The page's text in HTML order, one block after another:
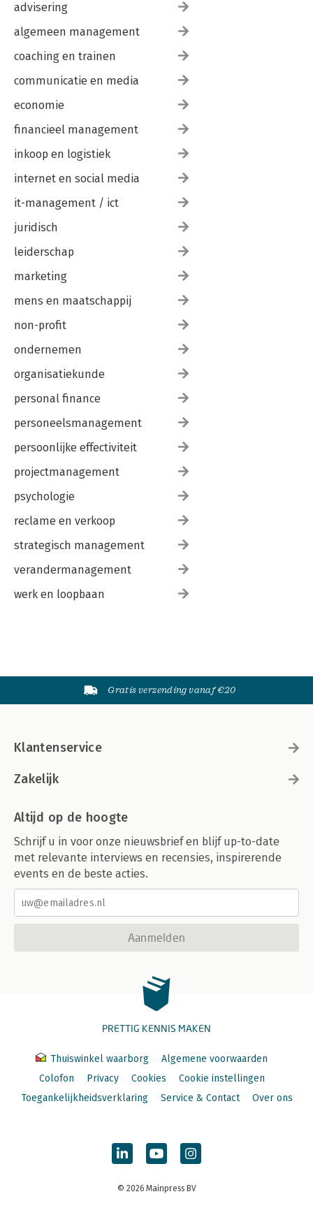
advisering
algemeen management
coaching en trainen
communicatie en media
economie
financieel management
inkoop en logistiek
internet en social media
it-management / ict
juridisch
leiderschap
marketing
mens en maatschappij
non-profit
ondernemen
organisatiekunde
personal finance
personeelsmanagement
persoonlijke effectiviteit
projectmanagement
psychologie
reclame en verkoop
strategisch management
verandermanagement
werk en loopbaan
Gratis verzending vanaf €20
Klantenservice
Zakelijk
Altijd op de hoogte
Schrijf u in voor onze nieuwsbrief en blijf up-to-date
met relevante interviews en recensies, inspirerende
events en de beste acties.
Aanmelden
PRETTIG KENNIS MAKEN
Thuiswinkel waarborg
Algemene voorwaarden
Colofon
Privacy Cookies
Cookie instellingen
Toegankelijkheidsverklaring
Service & Contact Over ons
© 2026 Mainpress BV